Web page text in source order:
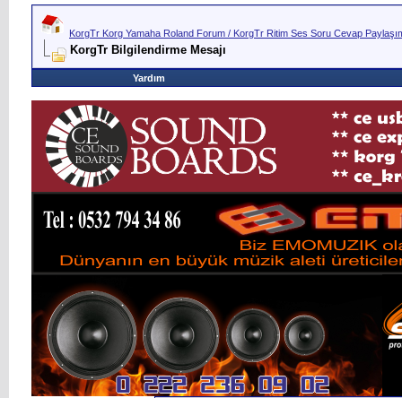
KorgTr Korg Yamaha Roland Forum / KorgTr Ritim Ses Soru Cevap
KorgTr Bilgilendirme Mesajı
Yardım